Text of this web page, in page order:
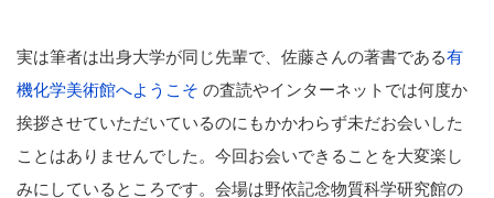
実は筆者は出身大学が同じ先輩で、佐藤さんの著書である有
機化学美術館へようこそ の査読やインターネットでは何度か
挨拶させていただいているのにもかかわらず未だお会いした
ことはありませんでした。今回お会いできることを大変楽し
みにしているところです。会場は野依記念物質科学研究館の